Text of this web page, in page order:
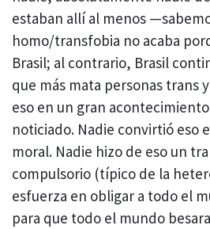
estaban allí al menos
homo/transfobia no acaba
Brasil; al contrario, Brasil
que más mata personas
eso en un gran
noticiado. Nadie convirtió eso
moral. Nadie hizo de eso un
compulsorio (típico de la
esfuerza en obligar a todo el
para que todo el mundo